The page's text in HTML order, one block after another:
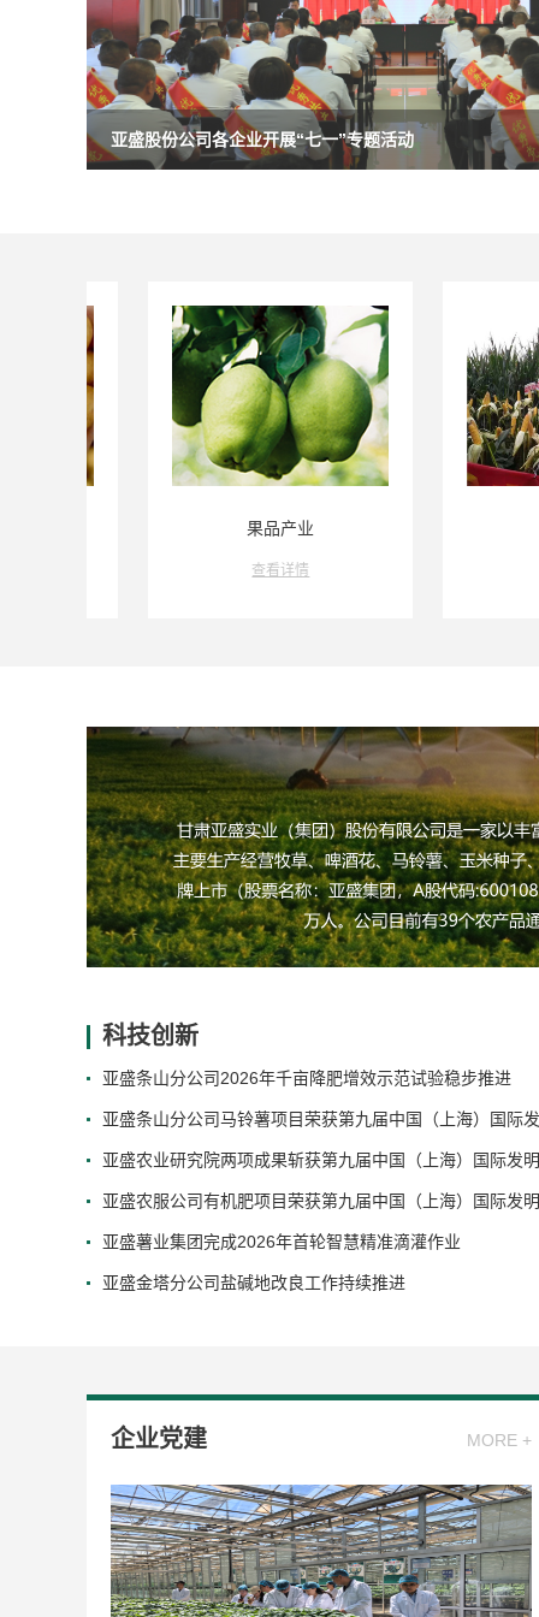
亚盛股份公司各企业开展“七一”专题活动
果品产业
科技创新
亚盛条山分公司2026年千亩降肥增效示范试验稳步推进
亚盛条山分公司马铃薯项目荣获第九届中国（上海）国际
亚盛农业研究院两项成果斩获第九届中国（上海）国际发
亚盛农服公司有机肥项目荣获第九届中国（上海）国际发
亚盛薯业集团完成2026年首轮智慧精准滴灌作业
亚盛金塔分公司盐碱地改良工作持续推进
企业党建 MORE +